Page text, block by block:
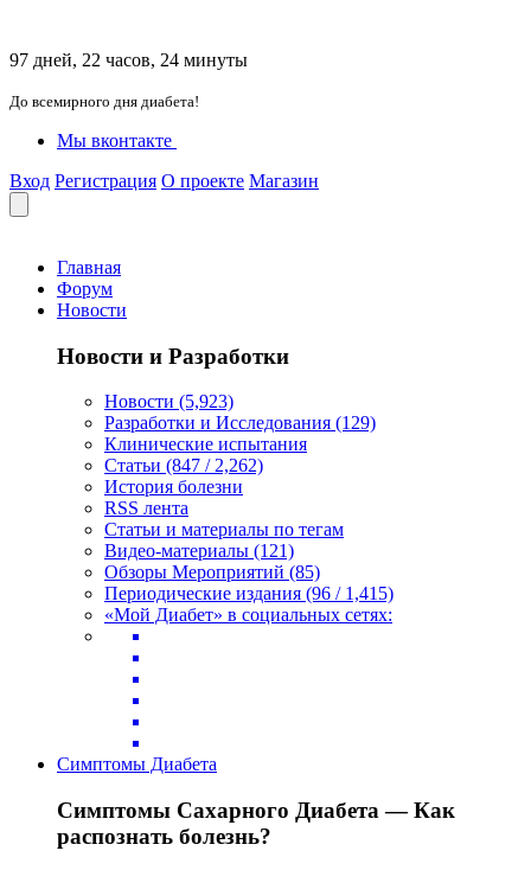
97 дней, 22 часов, 24 минуты
До всемирного дня диабета!
Мы вконтакте
Вход Регистрация О проекте Магазин
Главная
Форум
Новости
Новости и Разработки
Новости (5,923)
Разработки и Исследования (129)
Клинические испытания
Статьи (847 / 2,262)
История болезни
RSS лента
Статьи и материалы по тегам
Видео-материалы (121)
Обзоры Мероприятий (85)
Периодические издания (96 / 1,415)
«Мой Диабет» в социальных сетях:
Симптомы Диабета
Симптомы Сахарного Диабета — Как
распознать болезнь?